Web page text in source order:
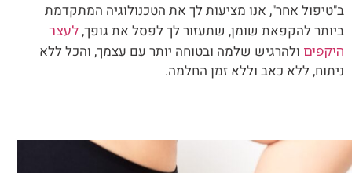
ב"טיפול אחר", אנו מציעות לך את הטכנולוגיה המתקדמת
ביותר להקפאת שומן, שתעזור לך לפסל את גופך,לעצר
היקפים ולהרגיש שלמה ובטוחה יותר עם עצמך, והכל ללא
ניתוח, ללא כאב וללא זמן החלמה.